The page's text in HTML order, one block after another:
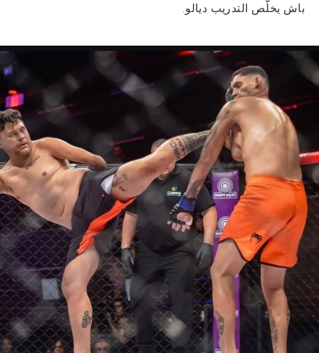
باش يخلّص التدريب ديالو.